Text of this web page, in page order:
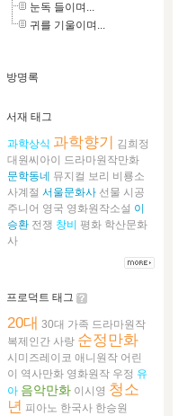
눈독 들이며...
귀를 기울이며...
방명록
서재 태그
과학상식 과학향기 김희정
대원씨아이
드라마원작만화
문학동네 뮤지컬 보리 비룡소
사계절 서울문화사 선물 시공
주니어 영국 영화원작소설 이
승환 전쟁 창비 평화 학산문화
사
프로덕트 태그
20대 30대 가족 드라마원작
복제인간 사랑 순정만화
시미즈레이코 애니원작 어린
이
역사만화 영화원작 우정 유
아 음악만화 이시영 청소
년 피아노 한국사 한승원